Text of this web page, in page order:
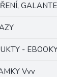
-
Vvv